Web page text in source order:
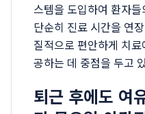
스템을 도입하여 환자
단순히 진료 시간을 연
질적으로 편안하게 치
공하는 데 중점을 두고
퇴근 후에도 여